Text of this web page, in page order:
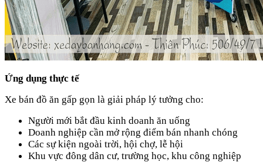
Ứng dụng thực tế
Xe bán đồ ăn gấp gọn là giải pháp lý tưởng cho:
Người mới bắt đầu kinh doanh ăn uống
Doanh nghiệp cần mở rộng điểm bán nhanh chóng
Các sự kiện ngoài trời, hội chợ, lễ hội
Khu vực đông dân cư, trường học, khu công nghiệp